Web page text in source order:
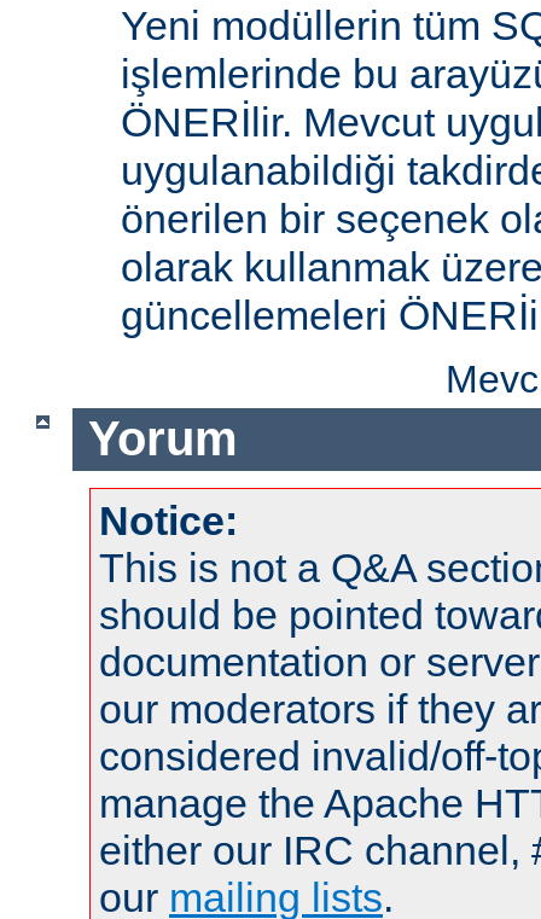
Yeni modüllerin tüm
işlemlerinde bu
ÖNERİlir. Mevcut
uygulanabildiği
önerilen bir seçenek
olarak kullanmak
güncellemeleri
Yorum
Notice:
This is not a Q&A
should be pointed
documentation or
our moderators if they
considered invalid/off-
manage the Apache
either our IRC channel,
our mailing lists.